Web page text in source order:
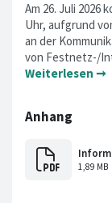
Am 26. Juli 2026
Uhr, aufgrund
an der
von Festnetz-/
Weiterlesen ➞